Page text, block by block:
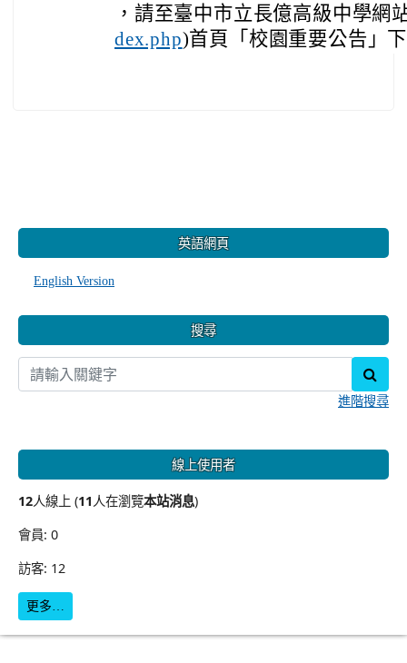
，請至臺中市立長億高級中學網
dex.php)首頁「校園重要公告」
英語網頁
English Version
搜尋
進階搜尋
線上使用者
12人線上 (11人在瀏覽本站消息)
會員: 0
訪客: 12
更多…